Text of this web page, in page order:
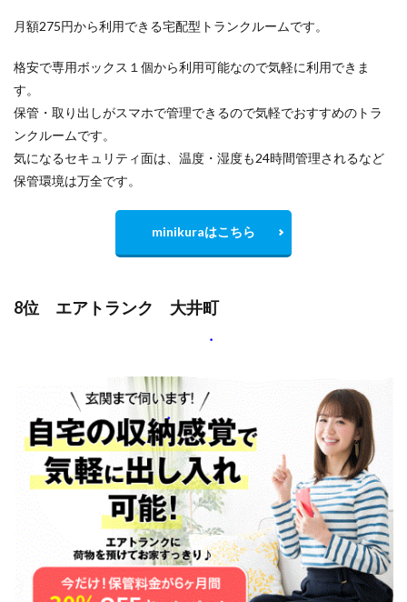
月額275円から利用できる宅配型トランクルームです。
格安で専用ボックス１個から利用可能なので気軽に利用できま
す。
保管・取り出しがスマホで管理できるので気軽でおすすめのトラ
ンクルームです。
気になるセキュリティ面は、温度・湿度も24時間管理されるなど
保管環境は万全です。
minikuraはこちら
8位 エアトランク 大井町